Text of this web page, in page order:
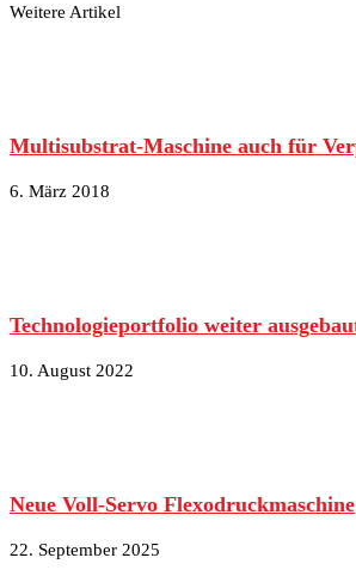
Weitere Artikel
Multisubstrat-Maschine auch für
6. März 2018
Technologieportfolio weiter
10. August 2022
Neue Voll-Servo Flexodruckmaschine
22. September 2025